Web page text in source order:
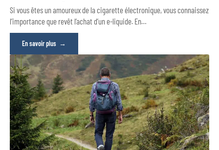
Si vous êtes un amoureux de la cigarette électronique, vous connaissez
l’importance que revêt l’achat d’un e-liquide. En…
En savoir plus